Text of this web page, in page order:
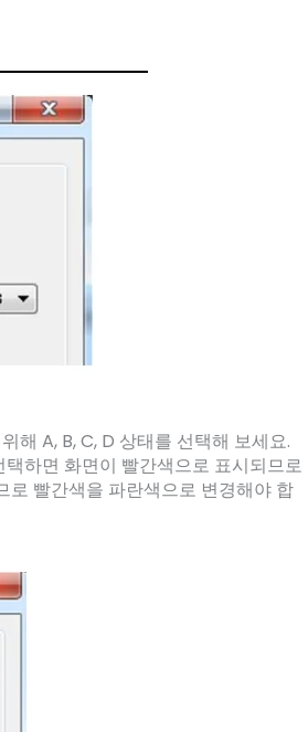
해 A, B, C, D 상태를 선택해 보세요.
하면 화면이 빨간색으로 표시되므로
로 빨간색을 파란색으로 변경해야 합